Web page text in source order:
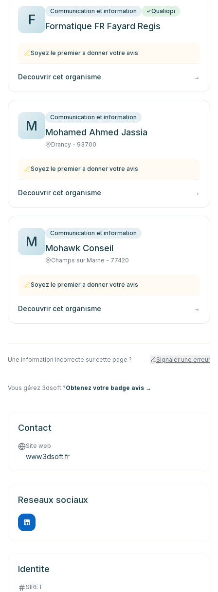
F
Communication et information Qualiopi
Formatique FR Fayard Regis
Soyez le premier a donner votre avis
Decouvrir cet organisme →
M
Communication et information
Mohamed Ahmed Jassia
Drancy - 93700
Soyez le premier a donner votre avis
Decouvrir cet organisme →
M
Communication et information
Mohawk Conseil
Champs sur Marne - 77420
Soyez le premier a donner votre avis
Decouvrir cet organisme →
Une information incorrecte sur cette page ? Signaler une erreur
Vous gérez 3dsoft ?Obtenez votre badge avis →
Contact
Site web
www.3dsoft.fr
Reseaux sociaux
Identite
SIRET